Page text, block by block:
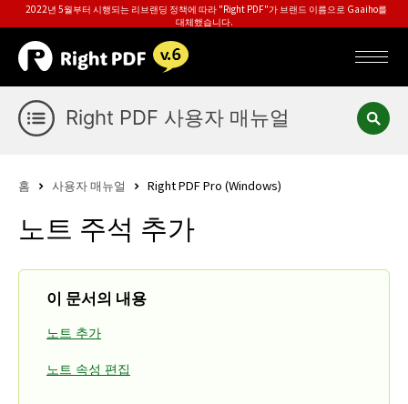
2022년 5월부터 시행되는 리브랜딩 정책에 따라 "Right PDF"가 브랜드 이름으로 Gaaiho를
대체했습니다.
Right PDF 사용자 매뉴얼
홈 사용자 매뉴얼 Right PDF Pro (Windows)
노트 주석 추가
이 문서의 내용
노트 추가
노트 속성 편집